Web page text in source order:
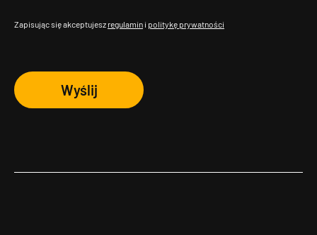
Zapisując się akceptujesz regulamin i politykę prywatności
Wyślij